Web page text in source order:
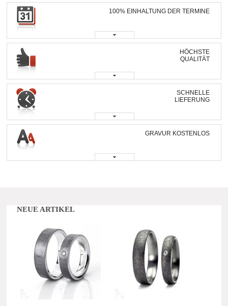
100% EINHALTUNG DER TERMINE
HÖCHSTE
QUALITÄT
SCHNELLE
LIEFERUNG
GRAVUR KOSTENLOS
NEUE ARTIKEL